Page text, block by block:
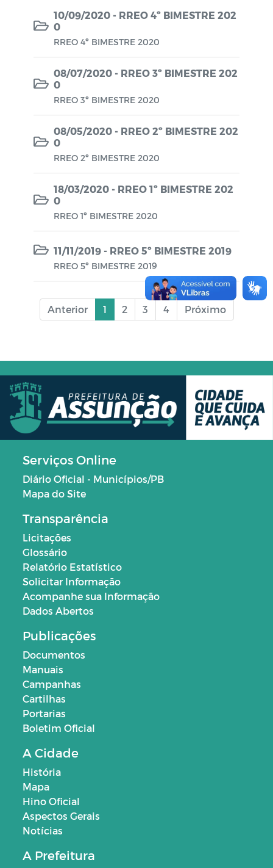
10/09/2020 - RREO 4º BIMESTRE 202
0
RREO 4º BIMESTRE 2020
08/07/2020 - RREO 3º BIMESTRE 202
0
RREO 3º BIMESTRE 2020
08/05/2020 - RREO 2º BIMESTRE 202
0
RREO 2º BIMESTRE 2020
18/03/2020 - RREO 1º BIMESTRE 202
0
RREO 1º BIMESTRE 2020
11/11/2019 - RREO 5º BIMESTRE 2019
RREO 5º BIMESTRE 2019
Anterior 1 2 3 4 Próximo
Serviços Online
Diário Oficial - Municípios/PB
Mapa do Site
Transparência
Licitações
Glossário
Relatório Estatístico
Solicitar Informação
Acompanhe sua Informação
Dados Abertos
Publicações
Documentos
Manuais
Campanhas
Cartilhas
Portarias
Boletim Oficial
A Cidade
História
Mapa
Hino Oficial
Aspectos Gerais
Notícias
A Prefeitura